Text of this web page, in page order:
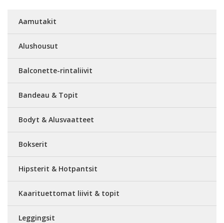
Aamutakit
Alushousut
Balconette-rintaliivit
Bandeau & Topit
Bodyt & Alusvaatteet
Bokserit
Hipsterit & Hotpantsit
Kaarituettomat liivit & topit
Leggingsit